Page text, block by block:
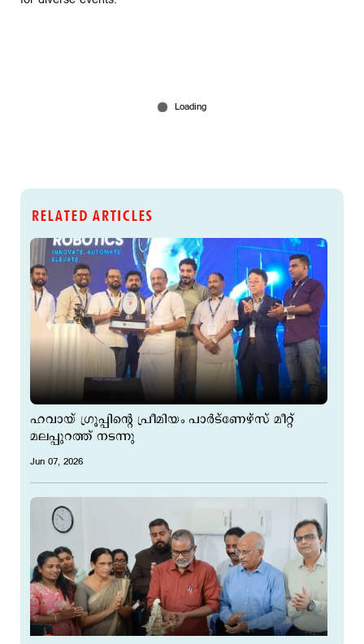
RELATED ARTICLES
ഹവായ് ഗ്രൂപ്പിന്റെ പ്രീമിയം പാർട്ണേഴ്സ് മീറ്റ്
മലപ്പുറത്ത് നടന്നു
Jun 07, 2026